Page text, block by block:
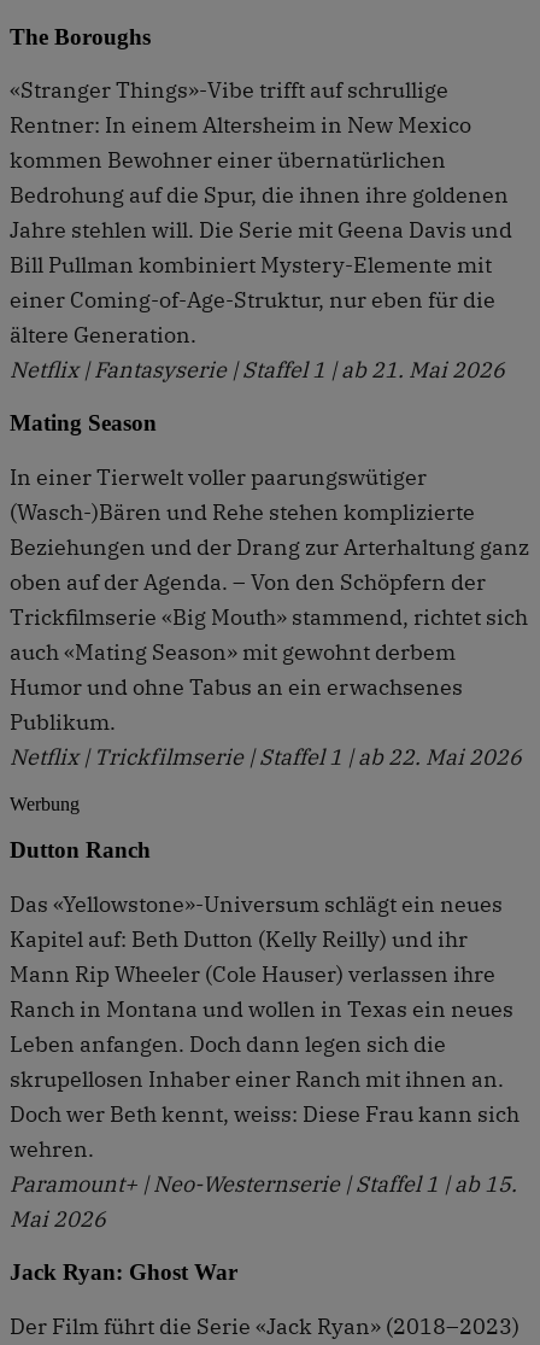
The Boroughs
«Stranger Things»-Vibe trifft auf schrullige
Rentner: In einem Altersheim in New Mexico
kommen Bewohner einer über­natürlichen
Bedrohung auf die Spur, die ihnen ihre goldenen
Jahre stehlen will. Die Serie mit Geena Davis und
Bill Pullman kombiniert Mystery-Elemente mit
einer Coming-of-Age-Struktur, nur eben für die
ältere Generation.
Netflix | Fantasyserie | Staffel 1 | ab 21. Mai 2026
Mating Season
In einer Tierwelt voller paarungs­wütiger
(Wasch-)Bären und Rehe stehen komplizierte
Beziehungen und der Drang zur Arterhaltung ganz
oben auf der Agenda. – Von den Schöpfern der
Trickfilmserie «Big Mouth» stammend, richtet sich
auch «Mating Season» mit gewohnt derbem
Humor und ohne Tabus an ein erwachsenes
Publikum.
Netflix | Trickf ilmserie | Staffel 1 | ab 22. Mai 2026
Werbung
Dutton Ranch
Das «Yellowstone»-Universum schlägt ein neues
Kapitel auf: Beth Dutton (Kelly Reilly) und ihr
Mann Rip Wheeler (Cole Hauser) verlassen ihre
Ranch in Montana und wollen in Texas ein neues
Leben anfangen. Doch dann legen sich die
skrupellosen Inhaber einer Ranch mit ihnen an.
Doch wer Beth kennt, weiss: Diese Frau kann sich
wehren.
Paramount+ | Neo-Westernserie | Staffel 1 | ab 15.
Mai 2026
Jack Ryan: Ghost War
Der Film führt die Serie «Jack Ryan» (2018–2023)